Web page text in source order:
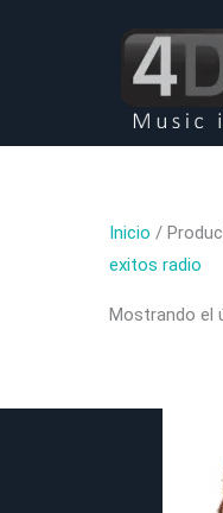
Inicio /
exitos radio
Mostrando el